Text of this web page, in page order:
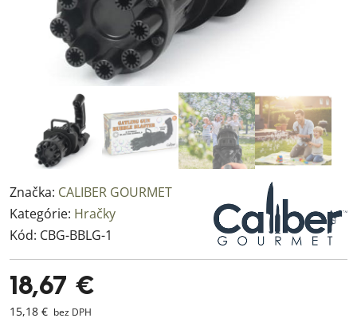
Značka: CALIBER GOURMET
Kategórie: Hračky
Kód: CBG-BBLG-1
18,67 €
15,18 € bez DPH